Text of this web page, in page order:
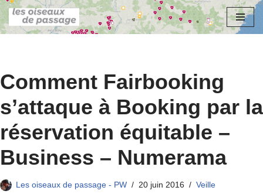
Aller
Comment Fairbooking
s’attaque à Booking par la
réservation équitable –
Business – Numerama
Les oiseaux de passage - PW 20 juin 2016 Veille